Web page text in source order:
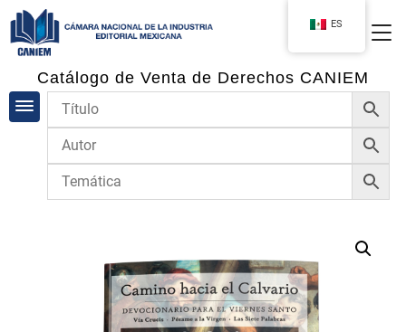
Catálogo de Venta de Derechos CANIEM
ES